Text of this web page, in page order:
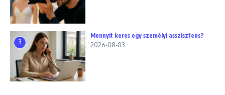
3
Mennyit keres egy személyi asszisztens?
2026-08-03